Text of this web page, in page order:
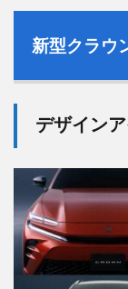
新型クラウ
デザイン